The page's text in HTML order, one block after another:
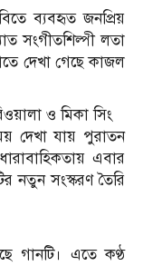
ব্যবহৃত জনপ্রিয়
সংগীতশিল্পী লতা
দেখা গেছে কাজল
ও মিকা সিং
দেখা যায় পুরাতন
এবার
নতুন সংস্করণ তৈরি
গানটি। এতে কণ্ঠ